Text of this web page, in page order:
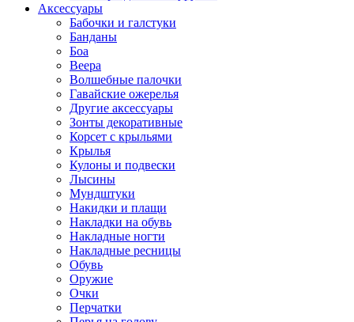
Аксессуары
Бабочки и галстуки
Банданы
Боа
Веера
Волшебные палочки
Гавайские ожерелья
Другие аксессуары
Зонты декоративные
Корсет с крыльями
Крылья
Кулоны и подвески
Лысины
Мундштуки
Накидки и плащи
Накладки на обувь
Накладные ногти
Накладные ресницы
Обувь
Оружие
Очки
Перчатки